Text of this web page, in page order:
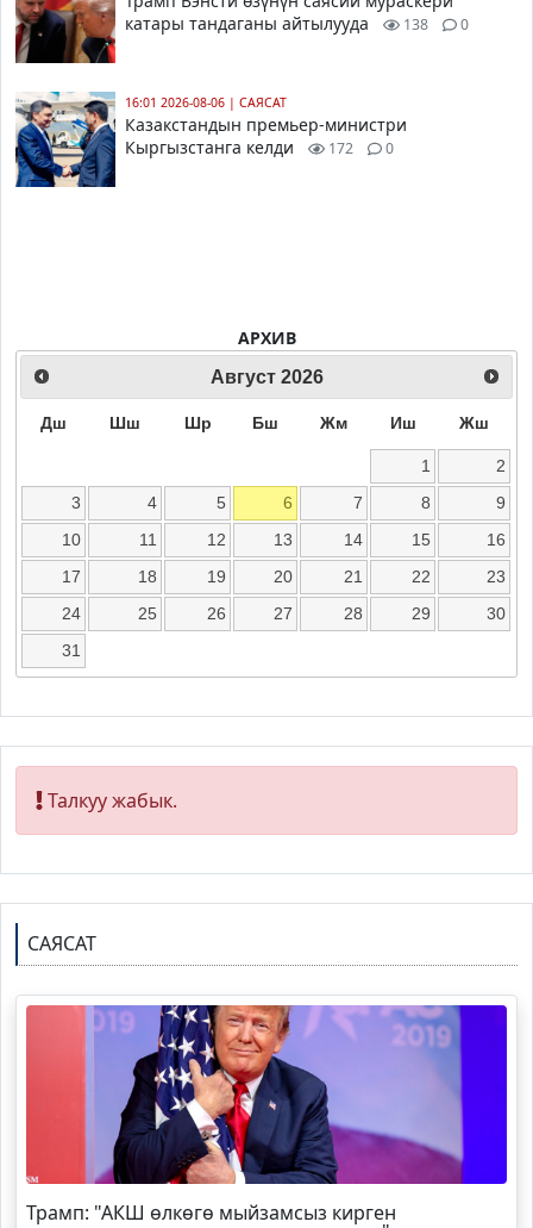
катары тандаганы айтылууда
138 0
16:01 2026-08-06 | САЯСАТ
Казакстандын премьер-министри
Кыргызстанга келди
172 0
АРХИВ
Август 2026
Дш Шш Шр Бш Жм Иш Жш
1
2
3
4 5 6 7 8
9
10
11 12 13 14 15
16
17
18 19 20 21 22
23
24
25 26 27 28 29
30
31
Талкуу жабык.
САЯСАТ
Трамп: "АКШ өлкөгө мыйзамсыз кирген